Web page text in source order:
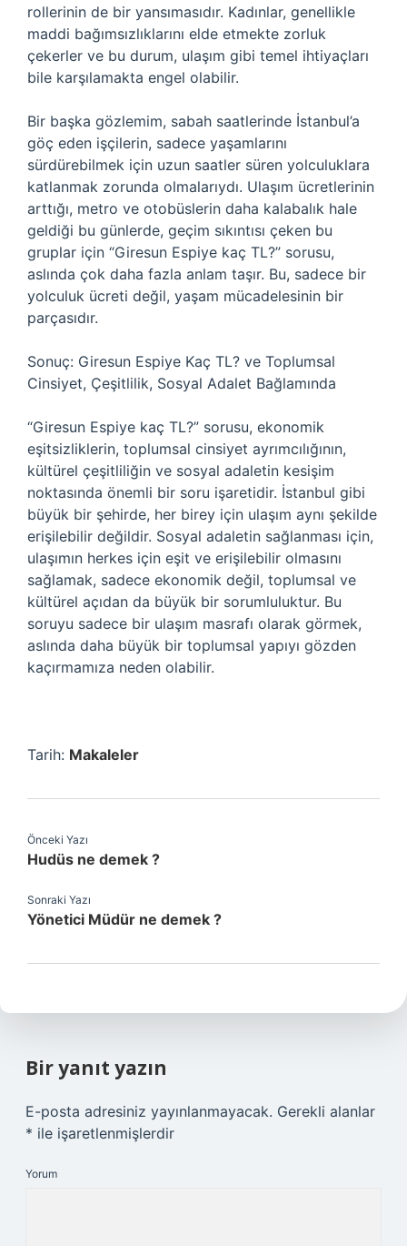
rollerinin de bir yansımasıdır. Kadınlar, genellikle
maddi bağımsızlıklarını elde etmekte zorluk
çekerler ve bu durum, ulaşım gibi temel ihtiyaçları
bile karşılamakta engel olabilir.
Bir başka gözlemim, sabah saatlerinde İstanbul’a
göç eden işçilerin, sadece yaşamlarını
sürdürebilmek için uzun saatler süren yolculuklara
katlanmak zorunda olmalarıydı. Ulaşım ücretlerinin
arttığı, metro ve otobüslerin daha kalabalık hale
geldiği bu günlerde, geçim sıkıntısı çeken bu
gruplar için “Giresun Espiye kaç TL?” sorusu,
aslında çok daha fazla anlam taşır. Bu, sadece bir
yolculuk ücreti değil, yaşam mücadelesinin bir
parçasıdır.
Sonuç: Giresun Espiye Kaç TL? ve Toplumsal
Cinsiyet, Çeşitlilik, Sosyal Adalet Bağlamında
“Giresun Espiye kaç TL?” sorusu, ekonomik
eşitsizliklerin, toplumsal cinsiyet ayrımcılığının,
kültürel çeşitliliğin ve sosyal adaletin kesişim
noktasında önemli bir soru işaretidir. İstanbul gibi
büyük bir şehirde, her birey için ulaşım aynı şekilde
erişilebilir değildir. Sosyal adaletin sağlanması için,
ulaşımın herkes için eşit ve erişilebilir olmasını
sağlamak, sadece ekonomik değil, toplumsal ve
kültürel açıdan da büyük bir sorumluluktur. Bu
soruyu sadece bir ulaşım masrafı olarak görmek,
aslında daha büyük bir toplumsal yapıyı gözden
kaçırmamıza neden olabilir.
Tarih: Makaleler
Önceki Yazı
Hudüs ne demek ?
Sonraki Yazı
Yönetici Müdür ne demek ?
Bir yanıt yazın
E-posta adresiniz yayınlanmayacak. Gerekli alanlar
* ile işaretlenmişlerdir
Yorum